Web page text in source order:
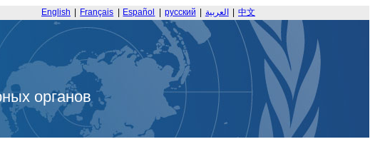
English Français Español русский العربية 中文
органов